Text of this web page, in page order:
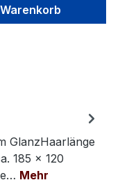
GlanzHaarlänge
185 × 120
Mehr